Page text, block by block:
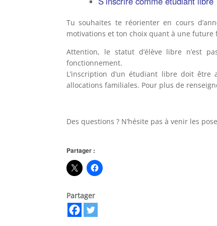
Tu souhaites te réorienter en cours
motivations et ton choix quant à une future
Attention, le statut d’élève libre n’est
fonctionnement.
L’inscription d’un étudiant libre doit
allocations familiales. Pour plus de
Des questions ? N’hésite pas à venir les
Partager :
Partager